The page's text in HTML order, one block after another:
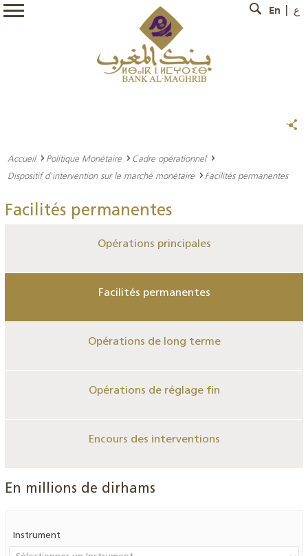
En ع
Accueil Politique Monétaire
Cadre opérationnel
Dispositif d’intervention sur le marché monétaire
Facilités permanentes
Facilités permanentes
Opérations principales
Facilités permanentes
Opérations de long terme
Opérations de réglage fin
Encours des interventions
En millions de dirhams
Instrument